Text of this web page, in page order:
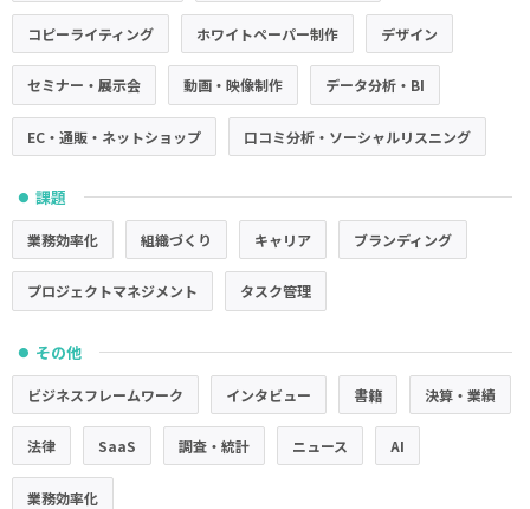
コピーライティング ホワイトペーパー制作 デザイン
セミナー・展示会 動画・映像制作 データ分析・BI
EC・通販・ネットショップ 口コミ分析・ソーシャルリスニング
● 課題
業務効率化 組織づくり キャリア ブランディング
プロジェクトマネジメント タスク管理
● その他
ビジネスフレームワーク インタビュー 書籍 決算・業績
法律 SaaS 調査・統計 ニュース AI
業務効率化